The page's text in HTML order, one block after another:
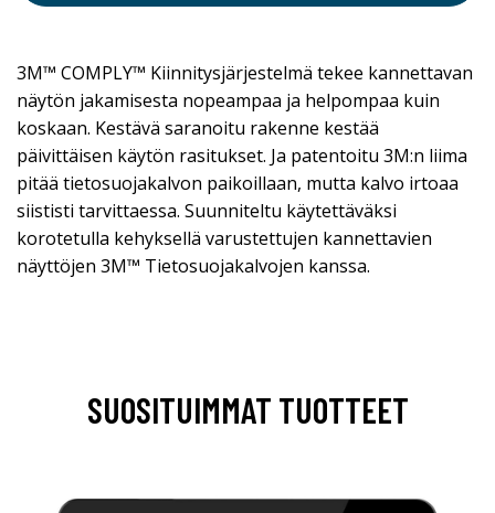
3M™ COMPLY™ Kiinnitysjärjestelmä tekee kannettavan
näytön jakamisesta nopeampaa ja helpompaa kuin
koskaan. Kestävä saranoitu rakenne kestää
päivittäisen käytön rasitukset. Ja patentoitu 3M:n liima
pitää tietosuojakalvon paikoillaan, mutta kalvo irtoaa
siististi tarvittaessa. Suunniteltu käytettäväksi
korotetulla kehyksellä varustettujen kannettavien
näyttöjen 3M™ Tietosuojakalvojen kanssa.
SUOSITUIMMAT TUOTTEET